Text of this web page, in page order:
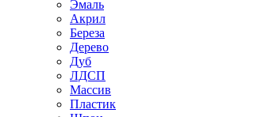
Эмаль
Акрил
Береза
Дерево
Дуб
ЛДСП
Массив
Пластик